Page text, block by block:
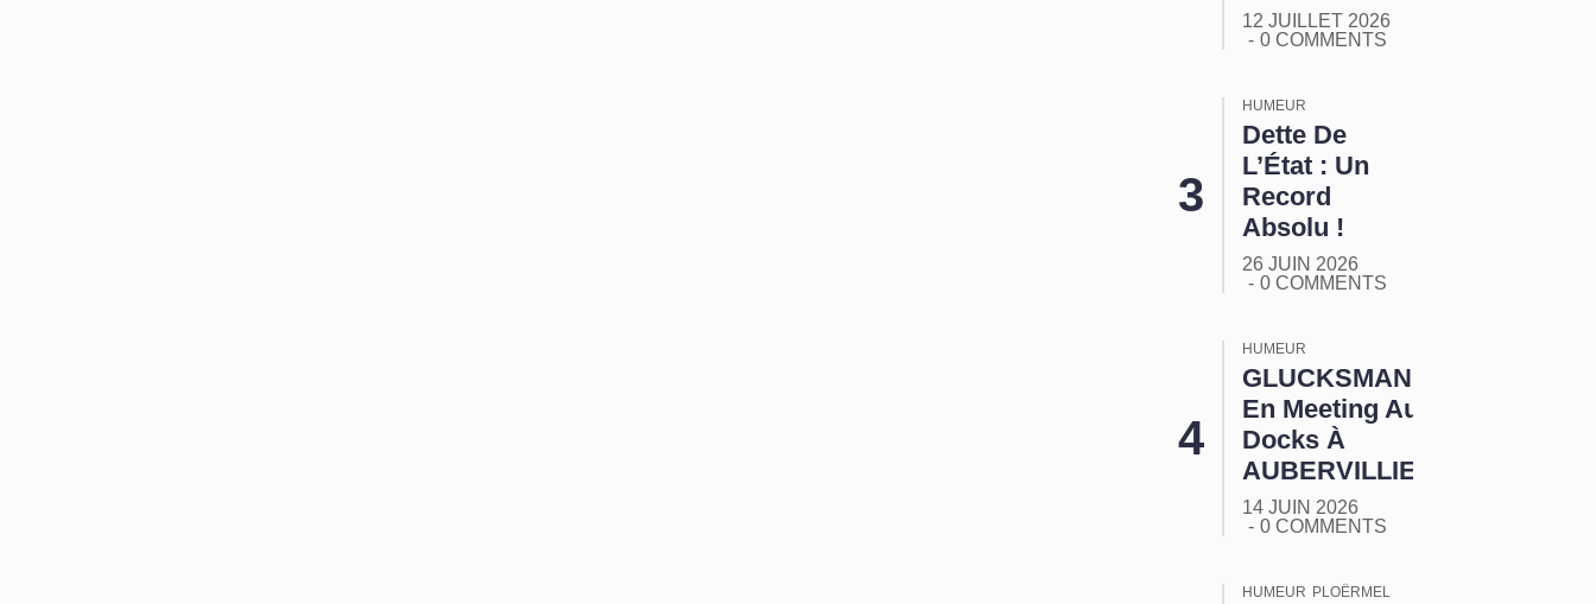
12 JUILLET 2026
0 COMMENTS
HUMEUR
Dette De
L’État : Un
Record
Absolu !
26 JUIN 2026
0 COMMENTS
HUMEUR
GLUCKSMANN
En Meeting Aux
Docks À
AUBERVILLIERS
14 JUIN 2026
0 COMMENTS
HUMEUR PLOËRMEL